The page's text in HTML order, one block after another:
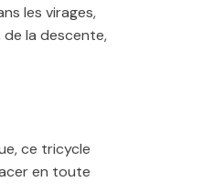
les virages,
la descente,
ce tricycle
en toute